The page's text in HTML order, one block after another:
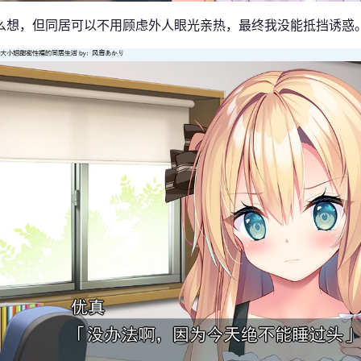
想，但同居可以不用顾虑外人眼光亲热，最终我没能抵挡诱惑